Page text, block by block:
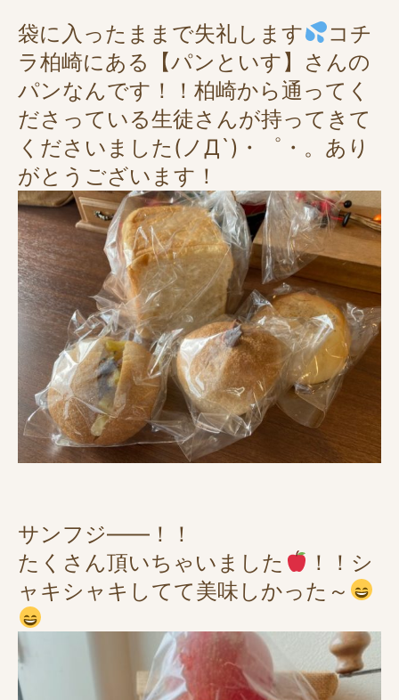
袋に入ったままで失礼します
コチ
ラ柏崎にある【パンといす】さんの
パンなんです！！柏崎から通ってく
ださっている生徒さんが持ってきて
くださいました(ノД`)・゜・。あり
がとうございます！
サンフジ――！！
たくさん頂いちゃいました
！！シ
ャキシャキしてて美味しかった～